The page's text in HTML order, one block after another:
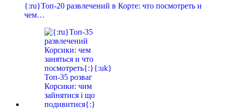
{:ru}Топ-20 развлечений в Корте: что посмотреть и
чем…